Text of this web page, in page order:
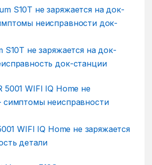
S10T не заряжается на док-
док-станции
WIFI IQ Home не заряжается
детали